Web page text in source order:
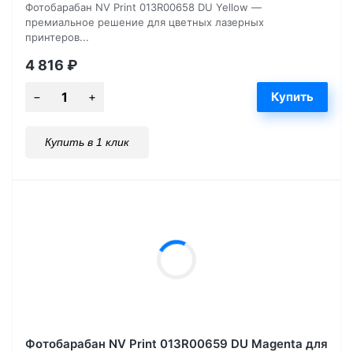
Фотобарабан NV Print 013R00658 DU Yellow —
премиальное решение для цветных лазерных
принтеров...
4 816 ₽
Купить в 1 клик
Фотобарабан NV Print 013R00659 DU Magenta для